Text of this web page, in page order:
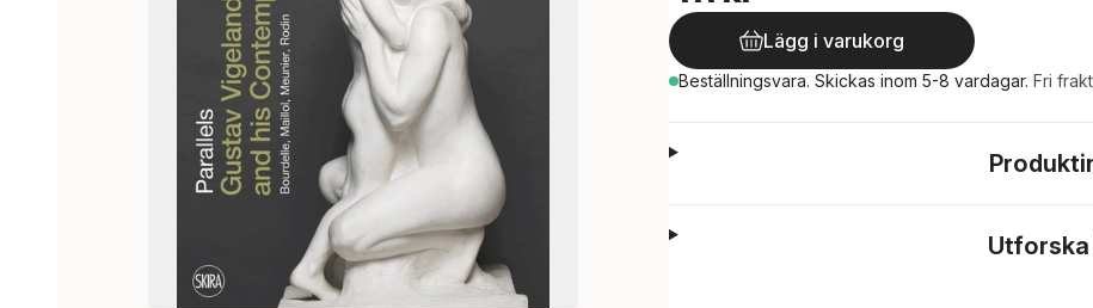
Lägg i varukorg
Beställningsvara. Skickas inom 5-8 vardagar. Fri